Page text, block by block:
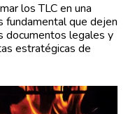
los TLC en una
fundamental que dejen
documentos legales y
estratégicas de